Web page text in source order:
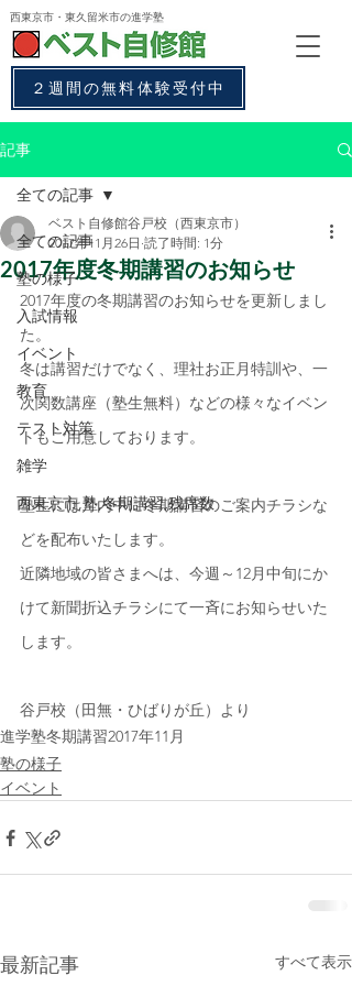
西東京市・東久留米市の進学塾
２週間の無料体験受付中
記事
全ての記事
塾の様子
入試情報
イベント
教育
テスト対策
雑学
西東京市,塾,冬期講習,残席数
全ての記事
2017年度冬期講習のお知らせ
ベスト自修館谷戸校（西東京市）
2017年11月26日 読了時間: 1分
2017年度の冬期講習のお知らせを更新しまし
た。
冬は講習だけでなく、理社お正月特訓や、一
次関数講座（塾生無料）などの様々なイベン
トもご用意しております。
塾生には月内中に冬期講習のご案内チラシな
どを配布いたします。
近隣地域の皆さまへは、今週～12月中旬にか
けて新聞折込チラシにて一斉にお知らせいた
します。
谷戸校（田無・ひばりが丘）より
進学塾冬期講習2017年11月
塾の様子
イベント
最新記事 すべて表示